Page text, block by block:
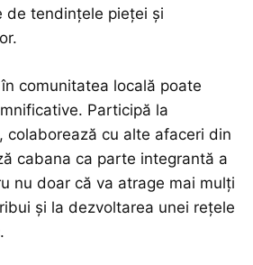
de tendințele pieței și
comunitatea locală poate
Participă la
colaborează cu alte afaceri din
cabana ca parte integrantă a
nu doar că va atrage mai mulți
și la dezvoltarea unei rețele